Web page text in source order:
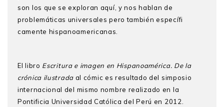
son los que se exploran aquí, y nos hablan de
problemáticas universales pero también específi
camente hispanoamericanas.
El libro Escritura e imagen en Hispanoamérica. De la
crónica ilustrada al cómic es resultado del simposio
internacional del mismo nombre realizado en la
Pontificia Universidad Católica del Perú en 2012.